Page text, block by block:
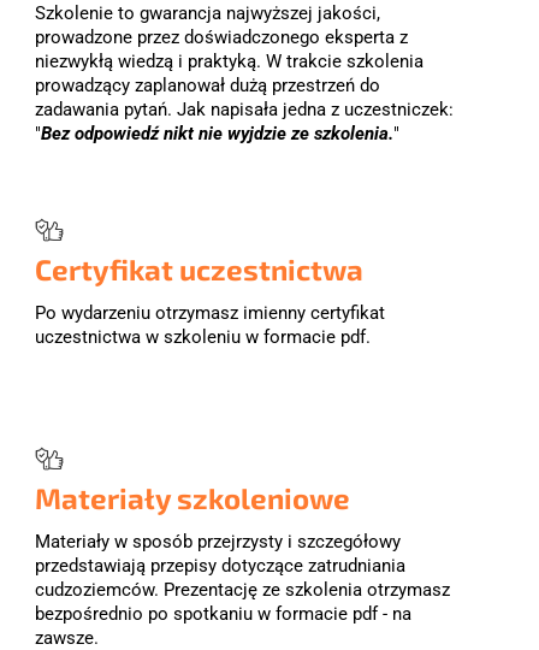
Szkolenie to gwarancja najwyższej jakości,
prowadzone przez doświadczonego eksperta z
niezwykłą wiedzą i praktyką. W trakcie szkolenia
prowadzący zaplanował dużą przestrzeń do
zadawania pytań. Jak napisała jedna z uczestniczek:
"Bez odpowiedź nikt nie wyjdzie ze szkolenia."
Certyfikat uczestnictwa
Po wydarzeniu otrzymasz imienny certyfikat
uczestnictwa w szkoleniu w formacie pdf.
Materiały szkoleniowe
Materiały w sposób przejrzysty i szczegółowy
przedstawiają przepisy dotyczące zatrudniania
cudzoziemców. Prezentację ze szkolenia otrzymasz
bezpośrednio po spotkaniu w formacie pdf - na
zawsze.